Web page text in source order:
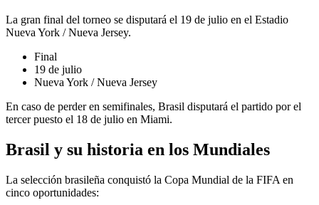
La gran final del torneo se disputará el 19 de julio en el Estadio
Nueva York / Nueva Jersey.
Final
19 de julio
Nueva York / Nueva Jersey
En caso de perder en semifinales, Brasil disputará el partido por el
tercer puesto el 18 de julio en Miami.
Brasil y su historia en los Mundiales
La selección brasileña conquistó la Copa Mundial de la FIFA en
cinco oportunidades: